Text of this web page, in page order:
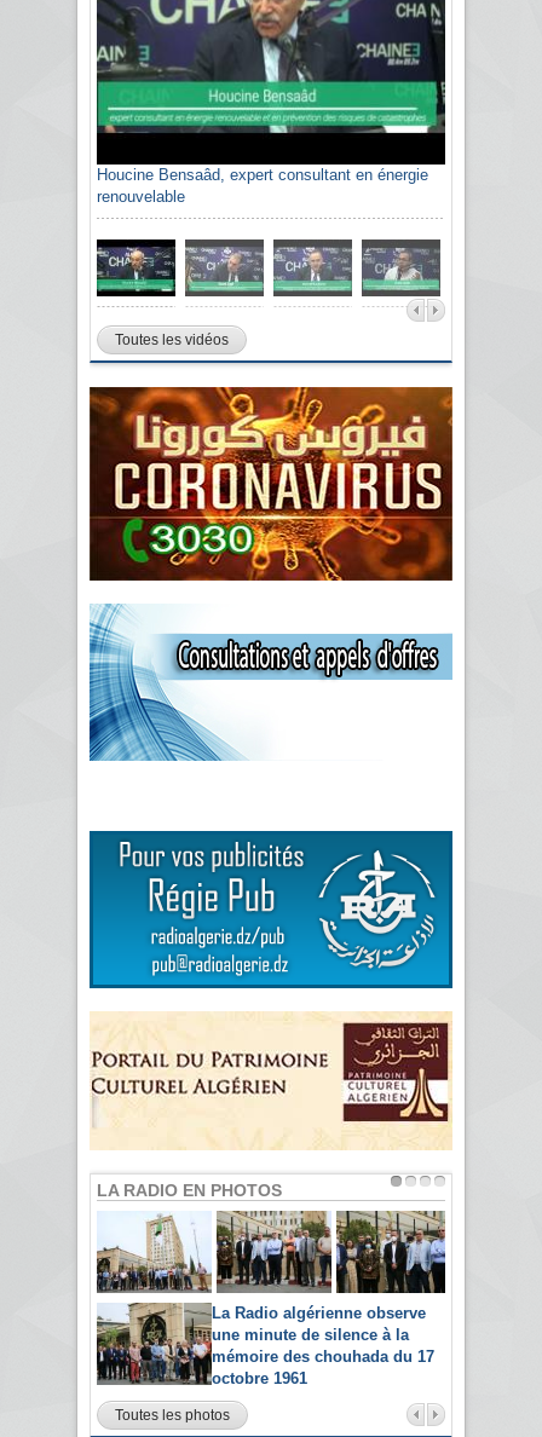
Houcine Bensaâd, expert consultant en énergie
renouvelable
Sami Agli, président de la Confédération
algérienne du patronat citoyen CAPC
Toutes les vidéos
LA RADIO EN PHOTOS
La Radio algérienne observe
une minute de silence à la
mémoire des chouhada du 17
octobre 1961
Toutes les photos